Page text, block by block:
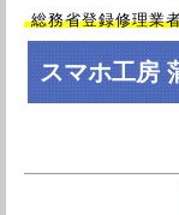
用される際に修
の不具合や修理
是非一度相談し
商店街を歩いて
スマホ工房
総務省登録修理業